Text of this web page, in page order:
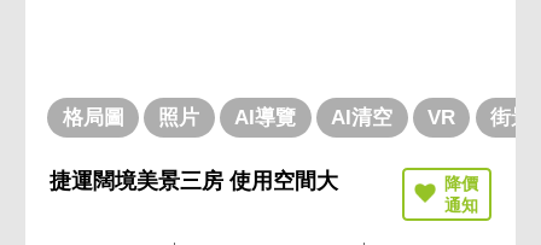
格局圖 照片 AI導覽 AI清空 VR 街景
捷運闊境美景三房 使用空間大